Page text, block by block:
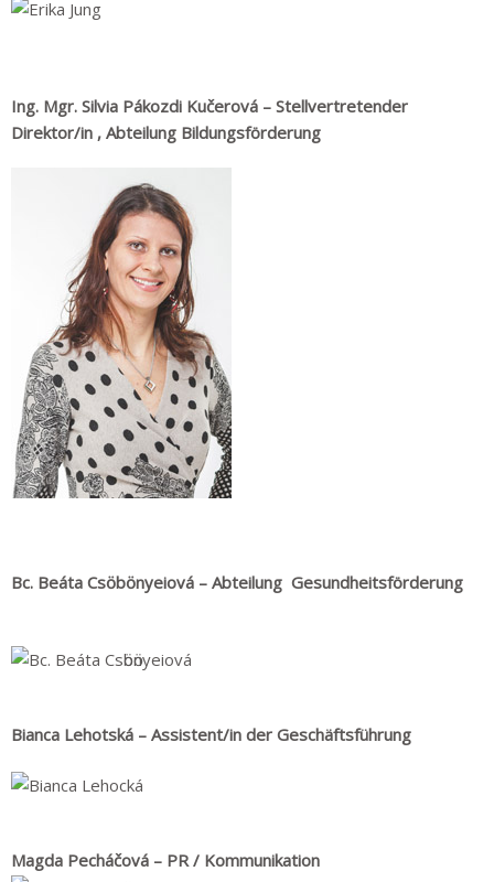
Ing. Mgr. Silvia Pákozdi Kučerová – Stellvertretender
Direktor/in , Abteilung Bildungsförderung
Bc. Beáta Csӧbӧnyeiová – Abteilung Gesundheitsförderung
Bianca Lehotská – Assistent/in der Geschäftsführung
Magda Pecháčová – PR / Kommunikation